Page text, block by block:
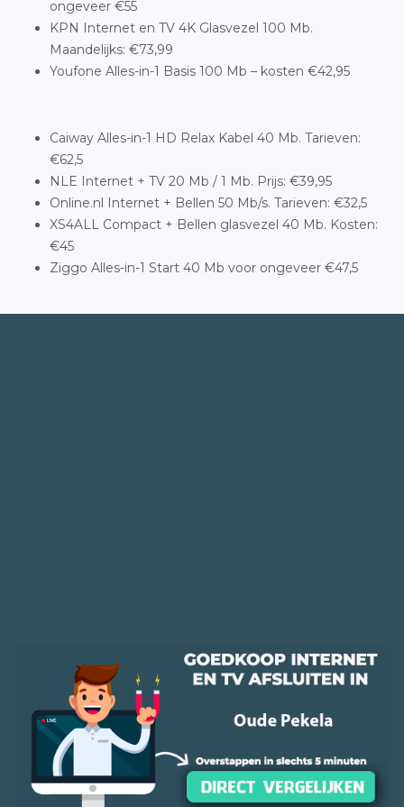
ongeveer €55
KPN Internet en TV 4K Glasvezel 100 Mb.
Maandelijks: €73,99
Youfone Alles-in-1 Basis 100 Mb – kosten €42,95
Caiway Alles-in-1 HD Relax Kabel 40 Mb. Tarieven:
€62,5
NLE Internet + TV 20 Mb / 1 Mb. Prijs: €39,95
Online.nl Internet + Bellen 50 Mb/s. Tarieven: €32,5
XS4ALL Compact + Bellen glasvezel 40 Mb. Kosten:
€45
Ziggo Alles-in-1 Start 40 Mb voor ongeveer €47,5